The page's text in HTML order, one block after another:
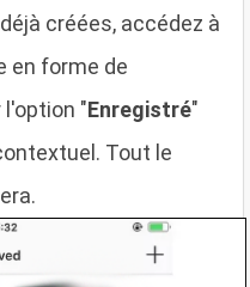
créées, accédez à
en forme de
l'option "Enregistré"
Tout le